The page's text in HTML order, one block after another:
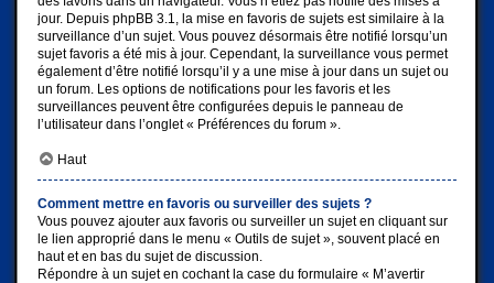
jour. Depuis phpBB 3.1, la mise en favoris de sujets est similaire à la
surveillance d’un sujet. Vous pouvez désormais être notifié lorsqu’un
sujet favoris a été mis à jour. Cependant, la surveillance vous permet
également d’être notifié lorsqu’il y a une mise à jour dans un sujet ou
un forum. Les options de notifications pour les favoris et les
surveillances peuvent être configurées depuis le panneau de
l’utilisateur dans l’onglet « Préférences du forum ».
Haut
Comment mettre en favoris ou surveiller des sujets ?
Vous pouvez ajouter aux favoris ou surveiller un sujet en cliquant sur
le lien approprié dans le menu « Outils de sujet », souvent placé en
haut et en bas du sujet de discussion.
Répondre à un sujet en cochant la case du formulaire « M’avertir